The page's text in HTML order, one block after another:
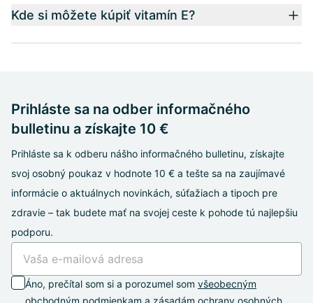
Kde si môžete kúpiť vitamín E?
Prihláste sa na odber informačného
bulletinu a získajte 10 €
Prihláste sa k odberu nášho informačného bulletinu, získajte
svoj osobný poukaz v hodnote 10 € a tešte sa na zaujímavé
informácie o aktuálnych novinkách, súťažiach a tipoch pre
zdravie – tak budete mať na svojej ceste k pohode tú najlepšiu
podporu.
Áno, prečítal som si a porozumel som všeobecným